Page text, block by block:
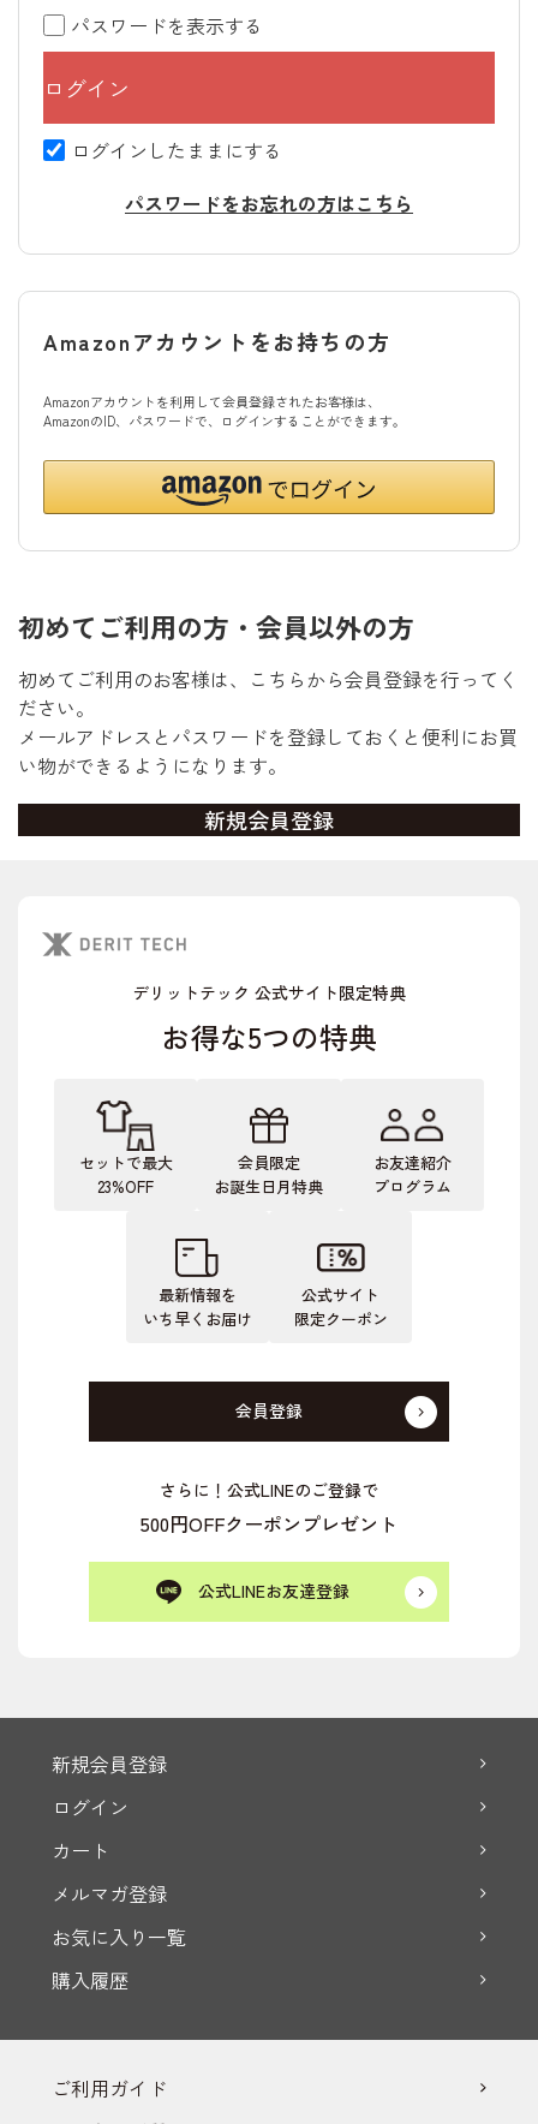
パスワードを表示する
ログインしたままにする
パスワードをお忘れの方はこちら
Amazonアカウントをお持ちの方
Amazonアカウントを利用して会員登録されたお客様は、
AmazonのID、パスワードで、ログインすることができます。
初めてご利用の方・会員以外の方
初めてご利用のお客様は、こちらから会員登録を行ってく
ださい。
メールアドレスとパスワードを登録しておくと便利にお買
い物ができるようになります。
デリットテック 公式サイト限定特典
お得な5つの特典
セットで最大
23%OFF
会員限定
お誕生日月特典
お友達紹介
プログラム
最新情報を
いち早くお届け
公式サイト
限定クーポン
会員登録
さらに！公式LINEのご登録で
500円OFFクーポンプレゼント
公式LINEお友達登録
新規会員登録
ログイン
カート
メルマガ登録
お気に入り一覧
購入履歴
ご利用ガイド